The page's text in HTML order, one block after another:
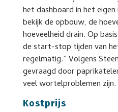
het dashboard in het
bekijk de opbouw, de
hoeveelheid drain. Op
de start-stop tijden van
regelmatig.” Volgens
gevraagd door
veel wortelproblemen zijn.
Kostprijs